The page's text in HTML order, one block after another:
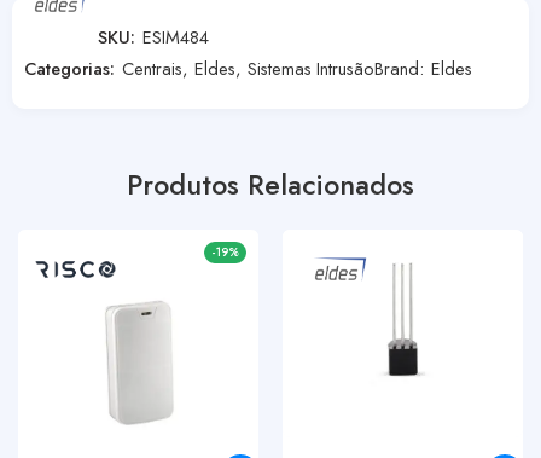
SKU: ESIM484
Categorias: Centrais, Eldes, Sistemas IntrusãoBrand: Eldes
Produtos Relacionados
-19%